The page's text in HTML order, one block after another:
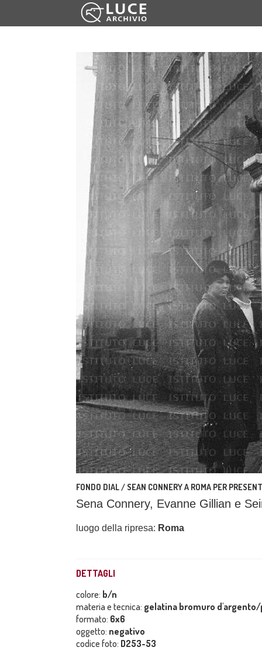
FONDO DIAL / SEAN CONNERY A ROMA PER
Sena Connery, Evanne Gillian e
luogo della ripresa: Roma
DETTAGLI
colore: b/n
materia e tecnica: gelatina bromuro
formato: 6x6
oggetto: negativo
codice foto: D253-53